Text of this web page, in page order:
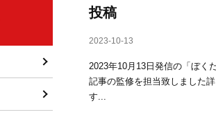
投稿
2023-10-13
2023年10月13日発信の「ぼく
記事の監修を担当致しました
す...